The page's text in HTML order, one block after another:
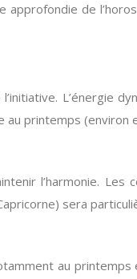
approfondie de
L’énergie
au printemps
l’harmonie.
sera
au